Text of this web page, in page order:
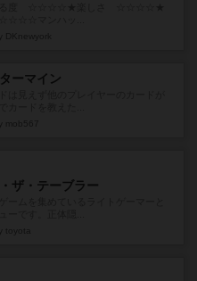
ーマイン
ザ・テーブラー